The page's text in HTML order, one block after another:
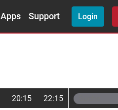
Apps Support Login
20:15 22:15